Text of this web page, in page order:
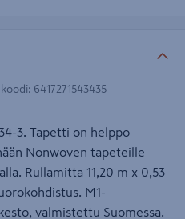
: 6417271543435
3. Tapetti on helppo
Nonwoven tapeteille
Rullamitta 11,20 m x 0,53
M1-
valmistettu Suomessa.